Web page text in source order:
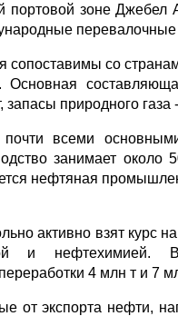
зоне Джебел
перевалочные
сопоставимы со
природного газа
почти всеми
занимает около
нефтяная
активно взят курс
и
4 млн т и 7
от экспорта нефти,